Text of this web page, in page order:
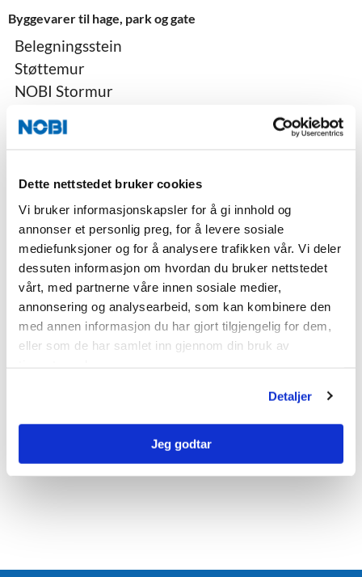
Dette nettstedet bruker cookies
Vi bruker informasjonskapsler for å gi innhold og
annonser et personlig preg, for å levere sosiale
mediefunksjoner og for å analysere trafikken vår. Vi deler
dessuten informasjon om hvordan du bruker nettstedet
vårt, med partnerne våre innen sosiale medier,
annonsering og analysearbeid, som kan kombinere den
med annen informasjon du har gjort tilgjengelig for dem,
eller som de har samlet inn gjennom din bruk av
Detaljer
Jeg godtar
Byggevarer til hage, park og gate
Belegningsstein
Støttemur
NOBI Stormur
Industristein
Treplantekummer
Fotskraperist i prefabrikkert kum
Ledelinjer
Kontakt byggevarer
Kontakt NOBI